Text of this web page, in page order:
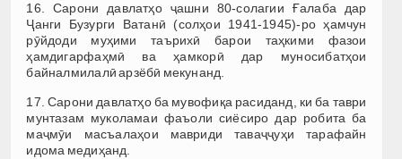
16. Сарони давлатҳо ҷашни 80-солагии Ғалаба дар
Ҷанги Бузурги Ватанӣ (солҳои 1941-1945)-ро ҳамчун
рӯйдоди муҳими таърихӣ барои таҳкими фазои
ҳамдигарфаҳмӣ ва ҳамкорӣ дар муносибатҳои
байналмилалӣ арзёбӣ мекунанд.
17. Сарони давлатҳо ба мувофиқа расиданд, ки ба таври
мунтазам муколамаи фаъоли сиёсиро дар робита ба
маҷмӯи масъалаҳои мавриди таваҷҷуҳи тарафайн
идома медиҳанд.